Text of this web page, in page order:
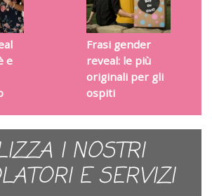
e
Frasi gender
reveal: le più
originali per gli
ospiti
I NOSTRI
E SERVIZI